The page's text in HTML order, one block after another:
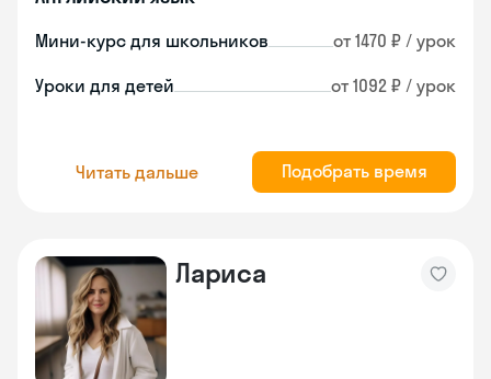
Мини-курс для школьников от 1470 ₽ / урок
Уроки для детей от 1092 ₽ / урок
Читать дальше Подобрать время
Лариса